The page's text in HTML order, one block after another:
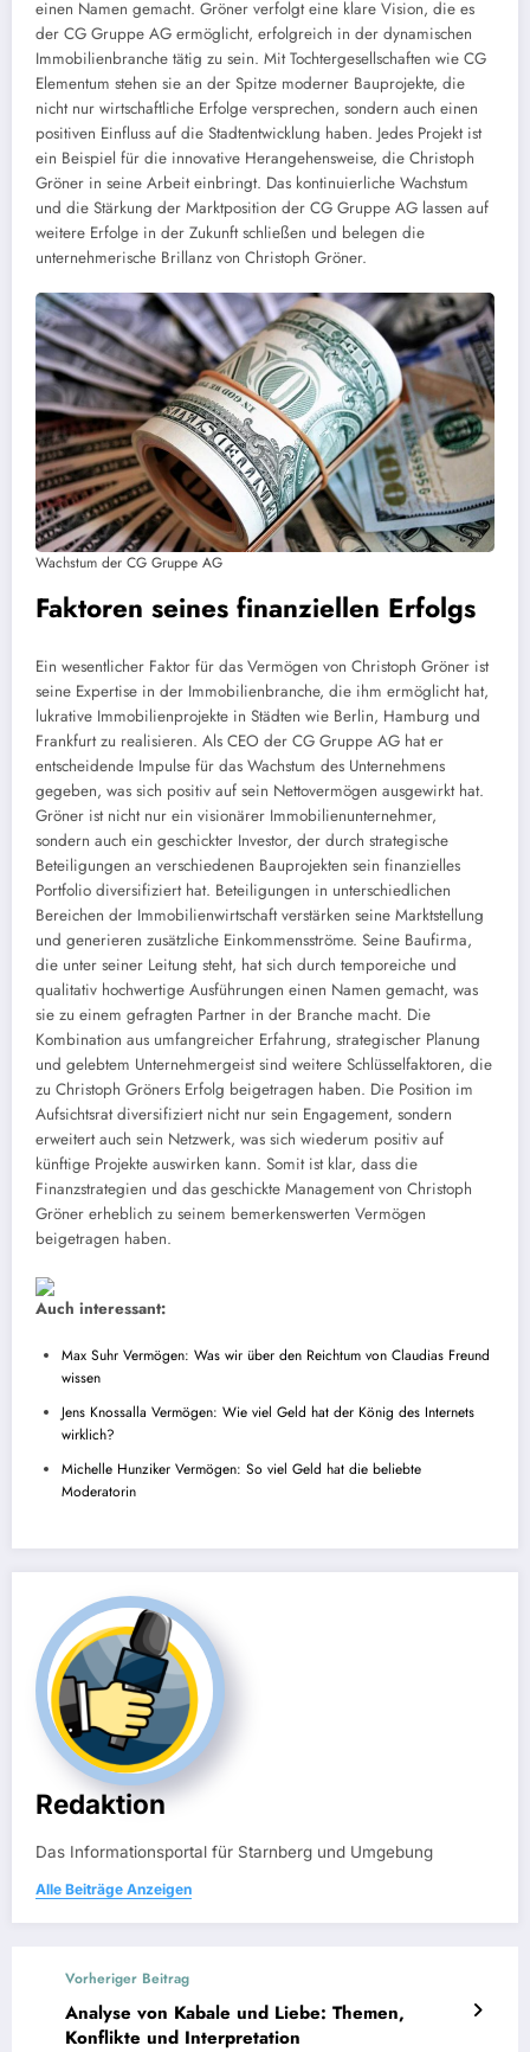
einen Namen gemacht. Gröner verfolgt eine klare Vision, die es
der CG Gruppe AG ermöglicht, erfolgreich in der dynamischen
Immobilienbranche tätig zu sein. Mit Tochtergesellschaften wie CG
Elementum stehen sie an der Spitze moderner Bauprojekte, die
nicht nur wirtschaftliche Erfolge versprechen, sondern auch einen
positiven Einfluss auf die Stadtentwicklung haben. Jedes Projekt ist
ein Beispiel für die innovative Herangehensweise, die Christoph
Gröner in seine Arbeit einbringt. Das kontinuierliche Wachstum
und die Stärkung der Marktposition der CG Gruppe AG lassen auf
weitere Erfolge in der Zukunft schließen und belegen die
unternehmerische Brillanz von Christoph Gröner.
Wachstum der CG Gruppe AG
Faktoren seines finanziellen Erfolgs
Ein wesentlicher Faktor für das Vermögen von Christoph Gröner ist
seine Expertise in der Immobilienbranche, die ihm ermöglicht hat,
lukrative Immobilienprojekte in Städten wie Berlin, Hamburg und
Frankfurt zu realisieren. Als CEO der CG Gruppe AG hat er
entscheidende Impulse für das Wachstum des Unternehmens
gegeben, was sich positiv auf sein Nettovermögen ausgewirkt hat.
Gröner ist nicht nur ein visionärer Immobilienunternehmer,
sondern auch ein geschickter Investor, der durch strategische
Beteiligungen an verschiedenen Bauprojekten sein finanzielles
Portfolio diversifiziert hat. Beteiligungen in unterschiedlichen
Bereichen der Immobilienwirtschaft verstärken seine Marktstellung
und generieren zusätzliche Einkommensströme. Seine Baufirma,
die unter seiner Leitung steht, hat sich durch temporeiche und
qualitativ hochwertige Ausführungen einen Namen gemacht, was
sie zu einem gefragten Partner in der Branche macht. Die
Kombination aus umfangreicher Erfahrung, strategischer Planung
und gelebtem Unternehmergeist sind weitere Schlüsselfaktoren, die
zu Christoph Gröners Erfolg beigetragen haben. Die Position im
Aufsichtsrat diversifiziert nicht nur sein Engagement, sondern
erweitert auch sein Netzwerk, was sich wiederum positiv auf
künftige Projekte auswirken kann. Somit ist klar, dass die
Finanzstrategien und das geschickte Management von Christoph
Gröner erheblich zu seinem bemerkenswerten Vermögen
beigetragen haben.
Auch interessant:
Max Suhr Vermögen: Was wir über den Reichtum von Claudias Freund
wissen
Jens Knossalla Vermögen: Wie viel Geld hat der König des Internets
wirklich?
Michelle Hunziker Vermögen: So viel Geld hat die beliebte
Moderatorin
Redaktion
Das Informationsportal für Starnberg und Umgebung
Alle Beiträge Anzeigen
Vorheriger Beitrag
Analyse von Kabale und Liebe: Themen,
Konflikte und Interpretation